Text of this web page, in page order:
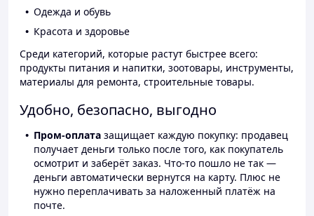
Одежда и обувь
Красота и здоровье
Среди категорий, которые растут быстрее всего:
продукты питания и напитки, зоотовары, инструменты,
материалы для ремонта, строительные товары.
Удобно, безопасно, выгодно
Пром-оплата защищает каждую покупку: продавец
получает деньги только после того, как покупатель
осмотрит и заберёт заказ. Что-то пошло не так —
деньги автоматически вернутся на карту. Плюс не
нужно переплачивать за наложенный платёж на
почте.